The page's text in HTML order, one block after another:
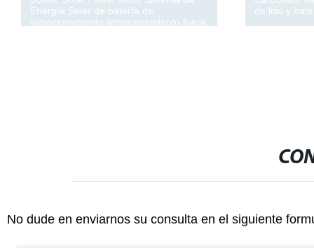
de litio y batería solar
aprobada
No dude en enviarnos su consulta en el siguiente